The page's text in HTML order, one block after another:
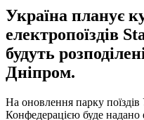
Україна планує
електропоїздів
будуть
Дніпром.
На оновлення парку
Конфедерацією буде надано